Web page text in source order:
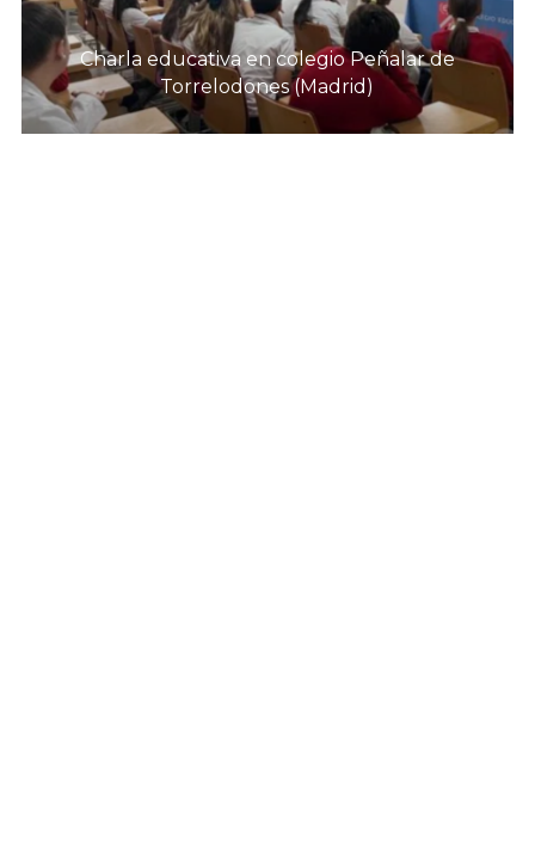
Charla educativa en colegio Peñalar de
Torrelodones (Madrid)